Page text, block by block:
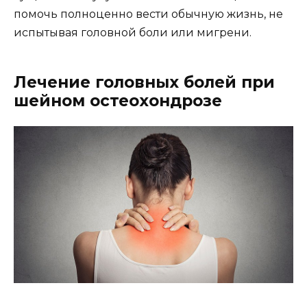
помочь полноценно вести обычную жизнь, не
испытывая головной боли или мигрени.
Лечение головных болей при
шейном остеохондрозе